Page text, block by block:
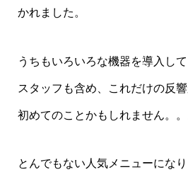
かれました。
うちもいろいろな機器を導入して
スタッフも含め、これだけの反
初めてのことかもしれません。。
とんでもない人気メニューになり